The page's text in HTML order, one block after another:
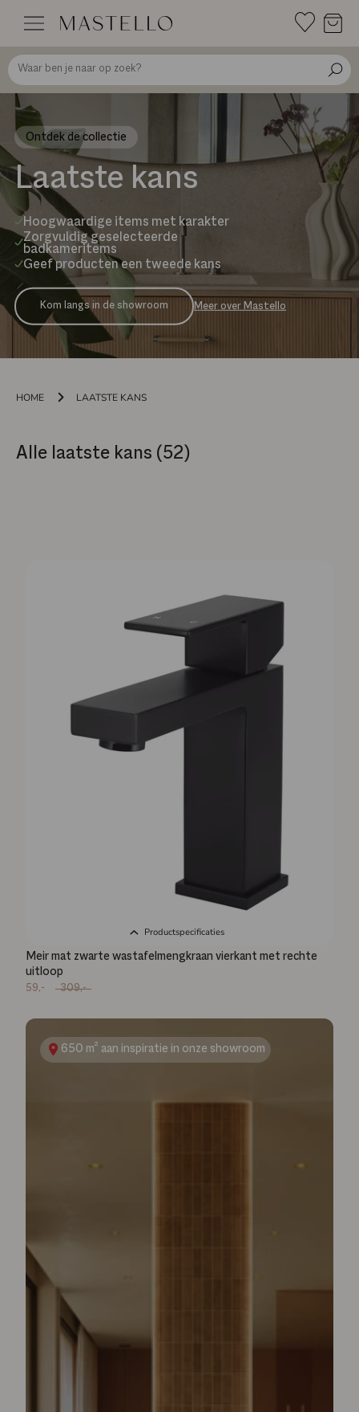
inhoud
Ontdek de collectie
Laatste kans
Hoogwaardige items met karakter
Zorgvuldig geselecteerde
badkameritems
Geef producten een tweede kans
Kom langs in de showroom Meer over Mastello
HOME LAATSTE KANS
Alle laatste kans (52)
Productspecificaties
Meir mat zwarte wastafelmengkraan vierkant met rechte
uitloop
59,- 309,-
650 m² aan inspiratie in onze showroom